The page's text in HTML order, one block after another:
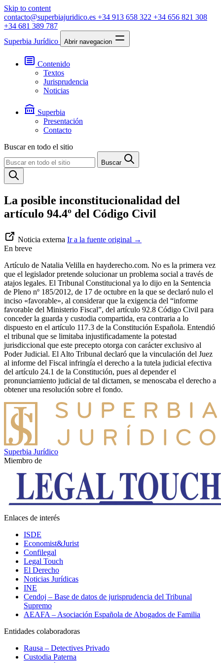
Skip to content
contacto@superbiajuridico.es +34 913 658 322 +34 656 821 308
+34 681 389 787
Superbia Jurídico
Abrir navegacion
Contenido
Textos
Jurisprudencia
Noticias
Superbia
Presentación
Contacto
Buscar en todo el sitio
Buscar
La posible inconstitucionalidad del
artículo 94.4º del Código Civil
Noticia externa Ir a la fuente original →
En breve
Artículo de Natalia Velilla en hayderecho.com. No es la primera vez
que el legislador pretende solucionar un problema social a través de
atajos legales. El Tribunal Constitucional ya lo dijo en la Sentencia
de Pleno nº 185/2012, de 17 de octubre ­en la que se declaró nulo el
inciso «favorable», al considerar que la exigencia del “informe
favorable del Ministerio Fiscal”, del artículo 92.8 Código Civil para
conceder la guarda y custodia compartida, era contraria a lo
dispuesto en el artículo 117.3 de la Constitución Española. Entendió
el tribunal que se limitaba injustificadamente la potestad
jurisdiccional que este precepto otorga con carácter exclusivo al
Poder Judicial. El Alto Tribunal declaró que la vinculación del Juez
al informe del Fiscal infringía el derecho a la tutela judicial efectiva
del artículo 24.1 de la Constitución, pues al depender el
pronunciamiento judicial de tal dictamen, se menoscaba el derecho a
obtener una resolución sobre el fondo.
Superbia Jurídico
Miembro de
Enlaces de interés
ISDE
Economist&Jurist
Confilegal
Legal Touch
El Derecho
Noticias Jurídicas
INE
Cendoj – Base de datos de jurisprudencia del Tribunal
Supremo
AEAFA – Asociación Española de Abogados de Familia
Entidades colaboradoras
Rausa – Detectives Privado
Custodia Paterna